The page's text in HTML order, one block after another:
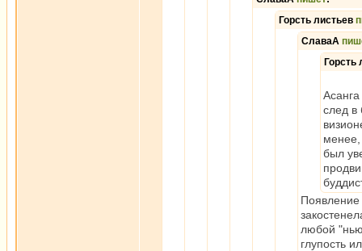
Горсть листьев
СлаваА
Горсть
след в
был
Появление
любой
глупость